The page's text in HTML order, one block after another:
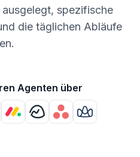
spezifische
die täglichen Abläufe
Agenten über